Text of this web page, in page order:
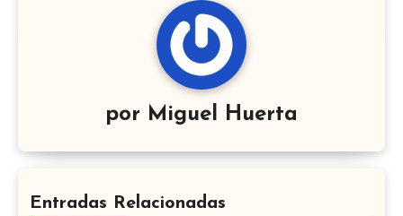
por Miguel Huerta
Entradas Relacionadas